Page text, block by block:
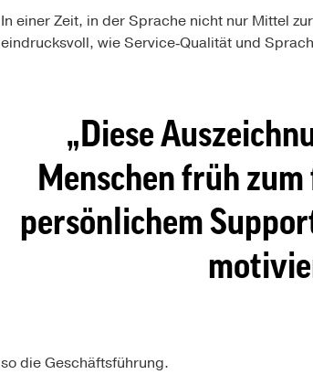
In einer Zeit, in der Sprache nicht nur Mittel
eindrucksvoll, wie Service‑Qualität und
Diese
Menschen früh
persönlichem
so die Geschäftsführung.